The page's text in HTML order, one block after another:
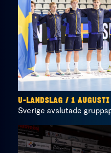
U-LANDSLAG / 1
Sverige avslutade